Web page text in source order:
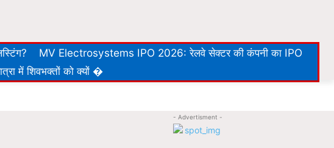
MV Electrosystems IPO 2026: रेलवे सेक्टर की कंपनी का IPO
में शिवभक्तों को क्यों �
- Advertisment -